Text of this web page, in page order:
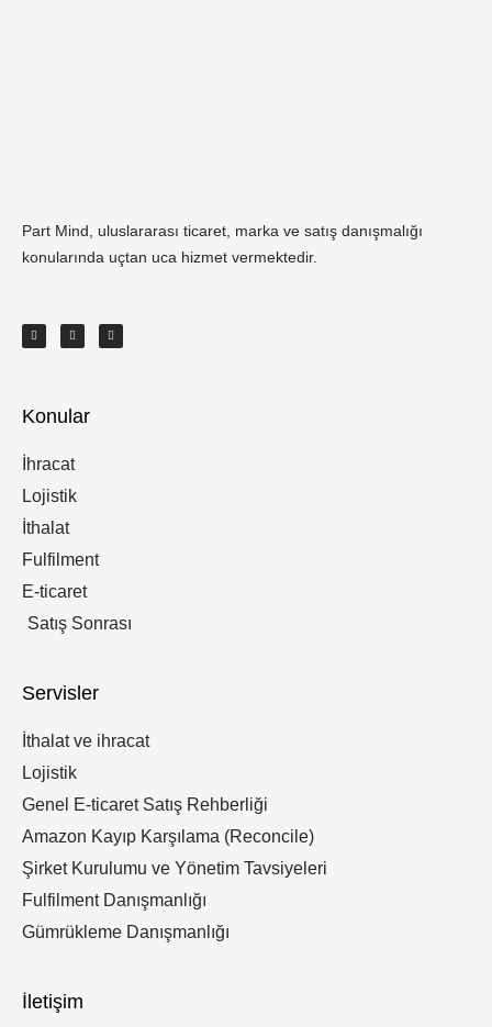
Part Mind, uluslararası ticaret, marka ve satış danışmalığı
konularında uçtan uca hizmet vermektedir.
s
t
a
c
e
b
i
t
t
Konular
İhracat
Lojistik
İthalat
Fulfilment
E-ticaret
Satış Sonrası
Servisler
İthalat ve ihracat
Lojistik
Genel E-ticaret Satış Rehberliği
Amazon Kayıp Karşılama (Reconcile)
Şirket Kurulumu ve Yönetim Tavsiyeleri
Fulfilment Danışmanlığı
Gümrükleme Danışmanlığı
İletişim